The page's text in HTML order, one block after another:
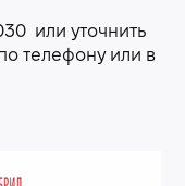
или уточнить
телефону или в